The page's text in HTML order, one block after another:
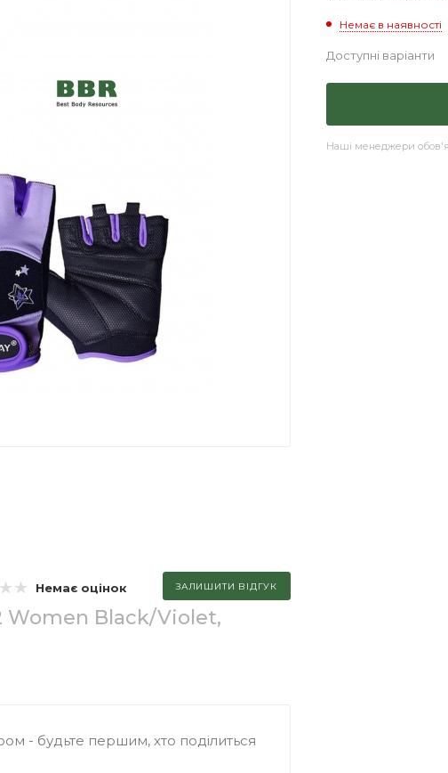
Women Black/Violet,
Немає оцінок ЗАЛИШИТИ ВІДГУК
- будьте першим, хто поділиться
Немає в наявності
Доступні варіанти
Наші менеджери